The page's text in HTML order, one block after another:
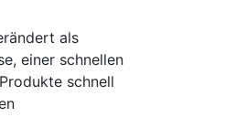
als
einer schnellen
schnell